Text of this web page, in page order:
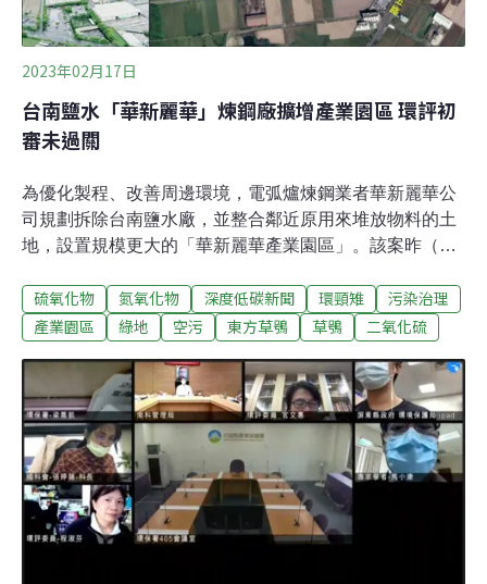
2023年02月17日
台南鹽水「華新麗華」煉鋼廠擴增產業園區 環評初
審未過關
為優化製程、改善周邊環境，電弧爐煉鋼業者華新麗華公
司規劃拆除台南鹽水廠，並整合鄰近原用來堆放物料的土
地，設置規模更大的「華新麗華產業園區」。該案昨（16
鴞保留棲地，卻利用水道與鄰近農地隔開，遭環委質疑表
面工夫。專案小組最終決議須補正再審。煉鋼廠擬擴區近
年設立，透過電弧爐提煉廢鐵，製造不銹鋼胚、直棒、削
皮棒、盤元等產品。 既有工廠總面積17.2公頃，為一般農
業區中可設立工廠的丁種建地，為了產品高值化，將周邊
土地堆置的物料改為室內儲存，華新麗華提出申設規模達
34.13公頃的產業園區，並依法申請變更為工業區。環保署
昨日辦理「台南市鹽水區華新麗華產業園區開發案」環評
初審，開發單位表示，生態調查曾在基地周遭農地發現環
硫氧化物 氮氧化物 深度低碳新聞 環頸雉
污染治理
產業園區
綠地 空污 東方草鴞 草鴞 二氧化硫